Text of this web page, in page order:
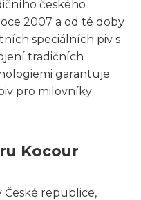
českého
2007 a od té doby
speciálních piv s
tradičních
garantuje
pro milovníky
Kocour
republice,